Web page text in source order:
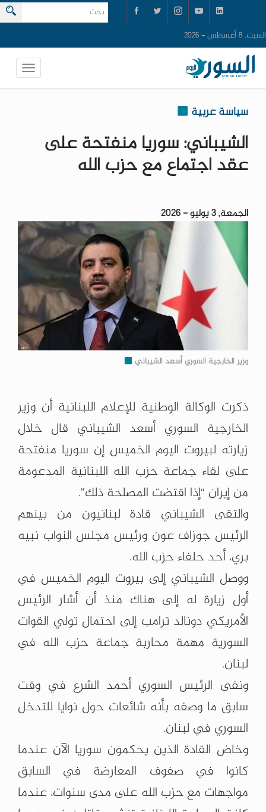
السبت, 8 أغسطس - 2026
سياسة عربية
الشيباني: سوريا منفتحة على
عقد اجتماع مع حزب الله
الجمعة, 3 يوليو - 2026
وزير الخارجية السوري أسعد الشيباني
ذكرت الوكالة الوطنية للإعلام اللبنانية أن وزير
الخارجية السوري أسعد الشيباني قال خلال
زيارته لبيروت اليوم الخميس إن سوريا منفتحة
على لقاء جماعة حزب الله اللبنانية المدعومة
من إيران “إذا اقتضت المصلحة ذلك”.
والتقى الشيباني قادة لبنانيون من بينهم
الرئيس جوزاف عون ورئيس مجلس النواب نبيه
بري، أحد حلفاء حزب الله.
ووصل الشيباني إلى بيروت اليوم الخميس في
أول زيارة له إلى هناك منذ أن أشار الرئيس
الأمريكي دونالد ترامب إلى احتمال تولي القوات
السورية مهمة محاربة جماعة حزب الله في
لبنان.
ونفى الرئيس السوري أحمد الشرع في وقت
سابق ما وصفه بأنه شائعات حول نوايا للتدخل
السوري في لبنان.
وخاض القادة الذين يحكمون سوريا الآن عندما
كانوا في صفوف المعارضة في السابق
مواجهات مع حزب الله على مدى سنوات، عندما